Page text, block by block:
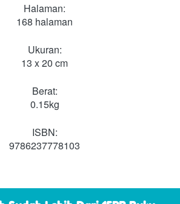
Halaman:
168 halaman
Ukuran:
13 x 20 cm
Berat:
0.15kg
ISBN:
9786237778103